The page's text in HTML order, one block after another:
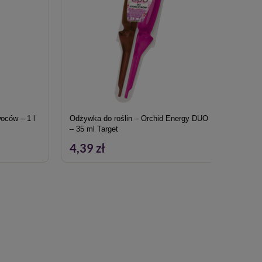
– 1 l
Odżywka do roślin – Orchid Energy DUO
– 35 ml Target
4,39 zł